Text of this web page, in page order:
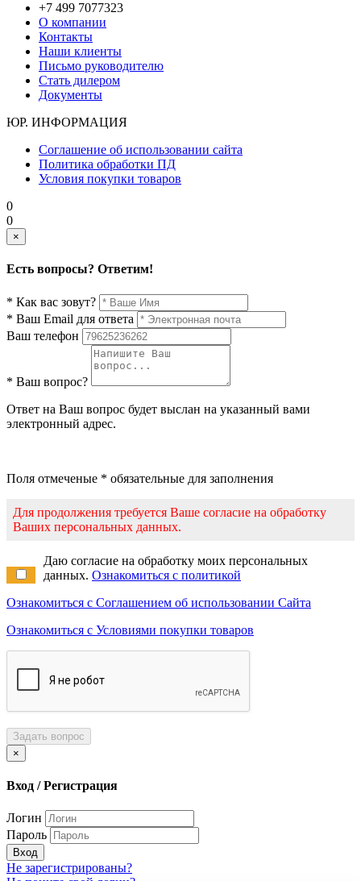
+7 499 7077323
О компании
Контакты
Наши клиенты
Письмо руководителю
Стать дилером
Документы
ЮР. ИНФОРМАЦИЯ
Соглашение об использовании сайта
Политика обработки ПД
Условия покупки товаров
0
0
×
Есть вопросы? Ответим!
* Как вас зовут?
* Ваш Email для ответа
Ваш телефон
* Ваш вопрос?
Ответ на Ваш вопрос будет выслан на указанный вами
электронный адрес.
Поля отмеченые * обязательные для заполнения
Для продолжения требуется Ваше согласие на обработку
Ваших персональных данных.
Даю согласие на обработку моих персональных
данных. Ознакомиться с политикой
Ознакомиться с Соглашением об использовании Сайта
Ознакомиться с Условиями покупки товаров
Задать вопрос
×
Вход / Регистрация
Логин
Пароль
Вход
Не зарегистрированы?